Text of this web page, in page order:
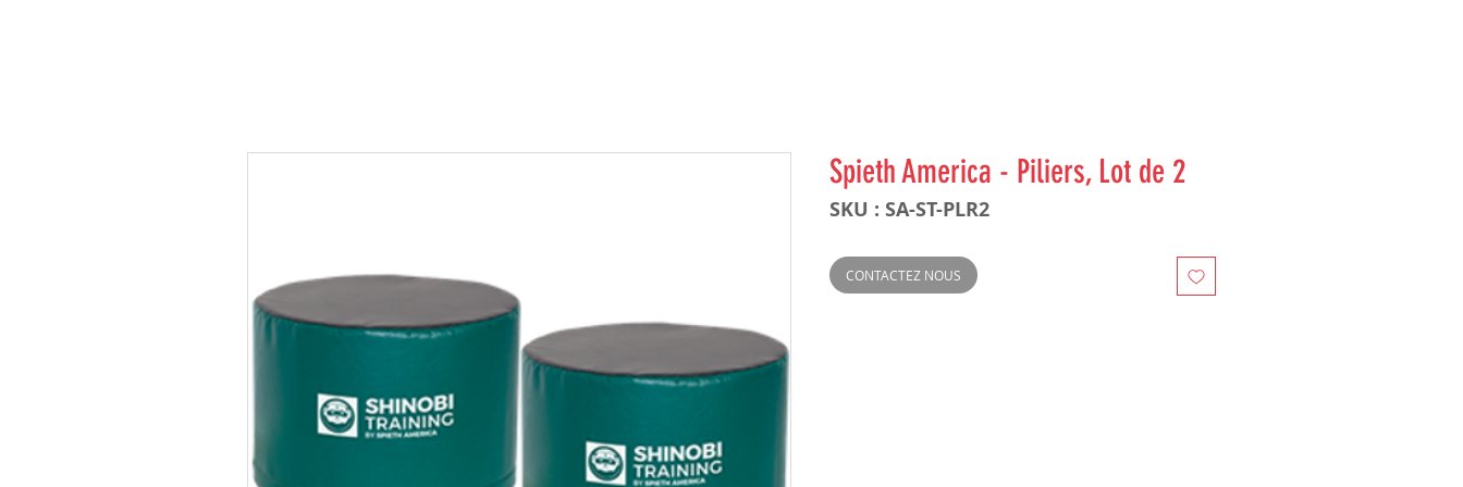
Spieth America - Piliers, Lot de 2
SKU : SA-ST-PLR2
CONTACTEZ NOUS